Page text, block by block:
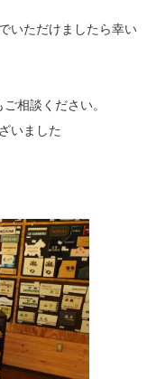
いただけましたら幸い
相談ください。
いました